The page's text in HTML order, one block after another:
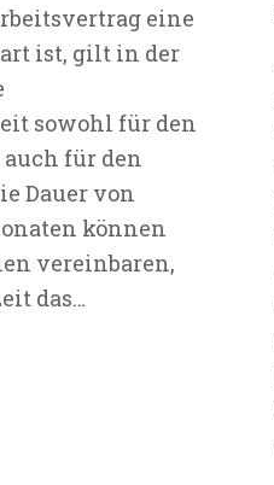
eine
ist, gilt in der
sowohl für den
für den
Dauer von
können
vereinbaren,
das…